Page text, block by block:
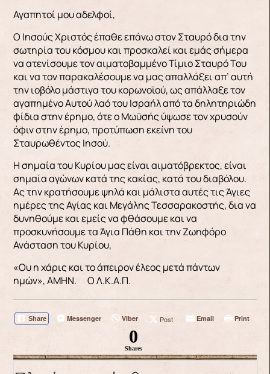
Αγαπητοί μου αδελφοί,
Ο Ιησούς Χριστός έπαθε επάνω στον Σταυρό δια την
σωτηρία του κόσμου και προσκαλεί και εμάς σήμερα
να ατενίσουμε τον αιματοβαμμένο Τίμιο Σταυρό Του
και να τον παρακαλέσουμε να μας απαλλάξει απ’ αυτή
την ιοβόλο μάστιγα του κορωνοϊού, ως απάλλαξε τον
αγαπημένο Αυτού λαό του Ισραήλ από τα δηλητηριώδη
φίδια στην έρημο, ότε ο Μωϋσής ύψωσε τον χρυσούν
όφιν στην έρημο, προτύπωση εκείνη του
Σταυρωθέντος Ιησού.
Η σημαία του Κυρίου μας είναι αιματόβρεκτος, είναι
σημαία αγώνων κατά της κακίας, κατά του διαβόλου.
Ας την κρατήσουμε ψηλά και μάλιστα αυτές τις Άγιες
ημέρες της Αγίας και Μεγάλης Τεσσαρακοστής, δια να
δυνηθούμε και εμείς να φθάσουμε και να
προσκυνήσουμε τα Άγια Πάθη και την Ζωηφόρο
Ανάσταση του Κυρίου,
«Ου η χάρις και το άπειρον έλεος μετά πάντων
ημών», ΑΜΗΝ. Ο Λ.Κ.Α.Π.
Share Messenger Viber Post Email Print
0
Shares